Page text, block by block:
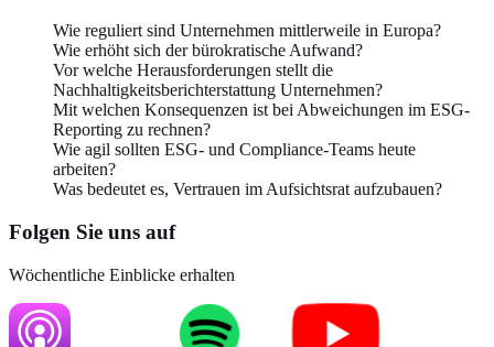
Wie reguliert sind Unternehmen mittlerweile in Europa?
Wie erhöht sich der bürokratische Aufwand?
Vor welche Herausforderungen stellt die
Nachhaltigkeitsberichterstattung Unternehmen?
Mit welchen Konsequenzen ist bei Abweichungen im ESG-
Reporting zu rechnen?
Wie agil sollten ESG- und Compliance-Teams heute
arbeiten?
Was bedeutet es, Vertrauen im Aufsichtsrat aufzubauen?
Folgen Sie uns auf
Wöchentliche Einblicke erhalten